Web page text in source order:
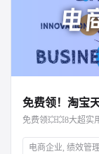
免费领💥💥8大超实